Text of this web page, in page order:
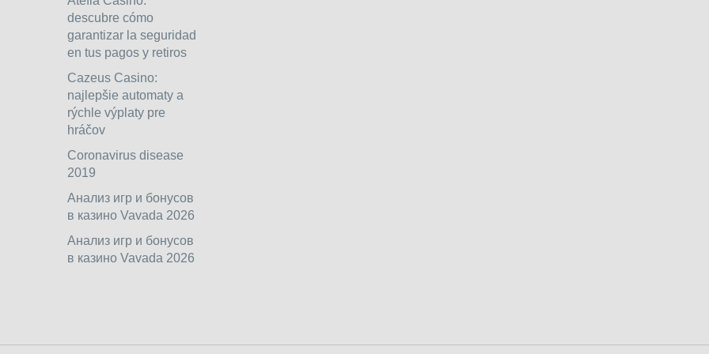
descubre cómo
garantizar la seguridad
en tus pagos y retiros
Cazeus Casino:
najlepšie automaty a
rýchle výplaty pre
hráčov
Coronavirus disease
2019
Анализ игр и бонусов
в казино Vavada 2026
Анализ игр и бонусов
в казино Vavada 2026